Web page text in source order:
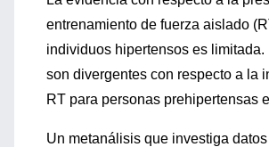
entrenamiento de fuerza aislado
individuos hipertensos es limitada.
son divergentes con respecto a la
RT para personas prehipertensas
Un metanálisis que investiga